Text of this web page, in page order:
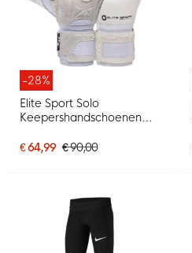
-28%
Elite Sport Solo
Keepershandschoenen
€ 64,99 € 90,00